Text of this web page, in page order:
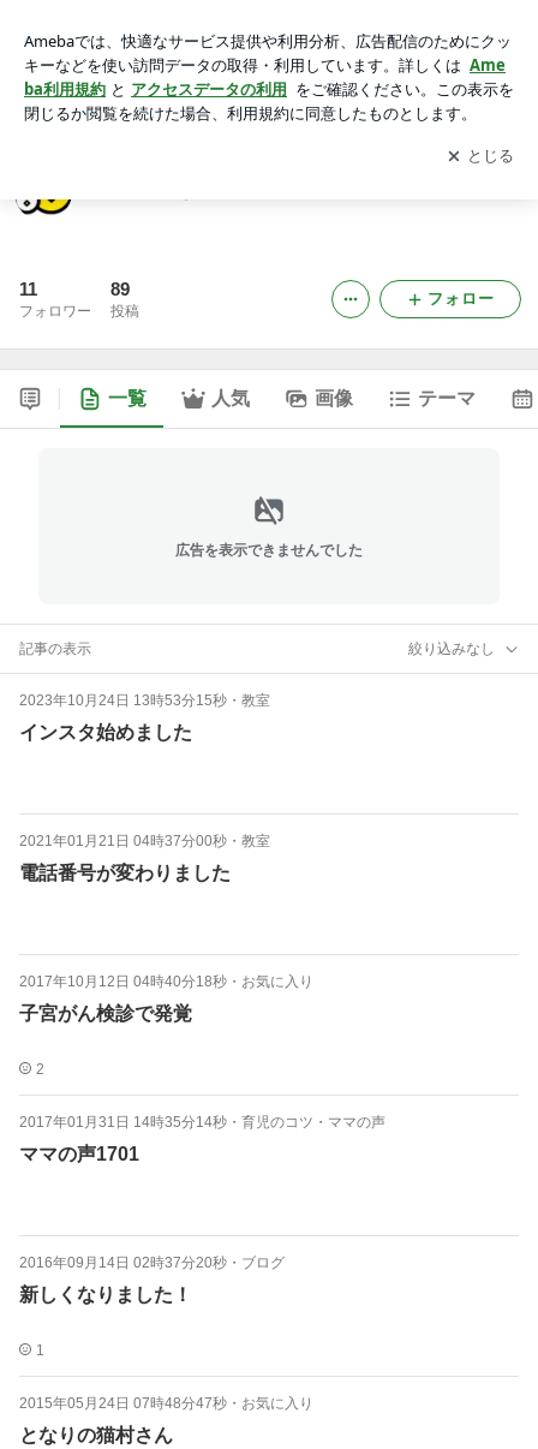
アプリをダウンロードして ブログの更新通知
を受け取りまし
ょう。
開く
11
フォロワー
89
投稿
フォロー
一覧 人気 画像 テーマ
広告を表示できませんでした
記事の表示 絞り込みなし
2023年10月24日 13時53分15秒 ・ 教室
インスタ始めました
2021年01月21日 04時37分00秒 ・ 教室
電話番号が変わりました
2017年10月12日 04時40分18秒 ・ お気に入り
子宮がん検診で発覚
2
2017年01月31日 14時35分14秒 ・ 育児のコツ・ママの声
ママの声1701
2016年09月14日 02時37分20秒 ・ ブログ
新しくなりました！
1
2015年05月24日 07時48分47秒 ・ お気に入り
となりの猫村さん